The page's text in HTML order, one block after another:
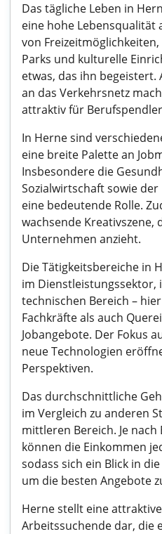
Das tägliche Leben in
eine hohe Lebensqualität
von
Parks und kulturelle
etwas, das ihn
an das Verkehrsnetz
attraktiv für
In Herne sind
eine breite Palette an
Insbesondere die
Sozialwirtschaft sowie
eine bedeutende Rolle.
wachsende Kreativszene,
Unternehmen anzieht.
Die Tätigkeitsbereiche in
im Dienstleistungssektor,
technischen Bereich –
Fachkräfte als auch
Jobangebote. Der Fokus
neue Technologien
Perspektiven.
Das durchschnittliche
im Vergleich zu anderen
mittleren Bereich. Je
können die Einkommen
sodass sich ein Blick in
um die besten Angebote
Herne stellt eine
Arbeitssuchende dar, die